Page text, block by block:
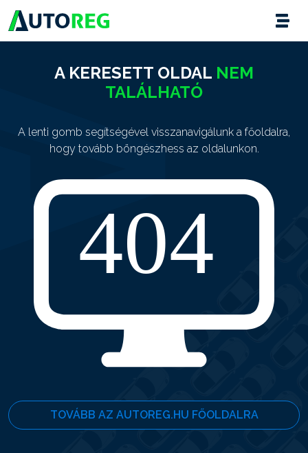
A KERESETT OLDAL NEM
TALÁLHATÓ
A lenti gomb segítségével visszanavigálunk a főoldalra,
hogy tovább böngészhess az oldalunkon.
TOVÁBB AZ AUTOREG.HU FŐOLDALRA